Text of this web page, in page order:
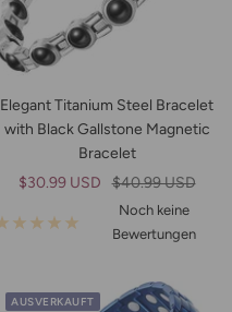
Elegant Titanium Steel Bracelet
with Black Gallstone Magnetic
Bracelet
Angebotspreis
$30.99 USD Regulärer
Preis
$40.99 USD
Noch keine
Bewertungen
AUSVERKAUFT